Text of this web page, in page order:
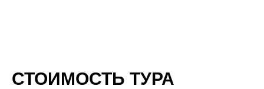
СТОИМОСТЬ ТУРА